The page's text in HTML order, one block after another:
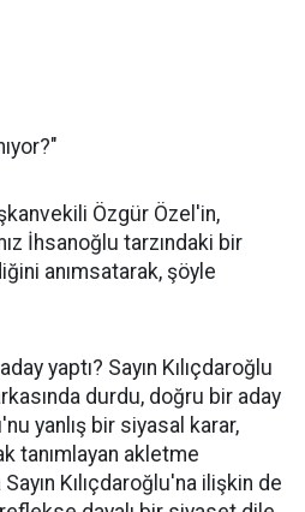
Özgür Özel'in,
İhsanoğlu tarzındaki bir
anımsatarak, şöyle
yaptı? Sayın Kılıçdaroğlu
durdu, doğru bir aday
yanlış bir siyasal karar,
tanımlayan akletme
Kılıçdaroğlu'na ilişkin de